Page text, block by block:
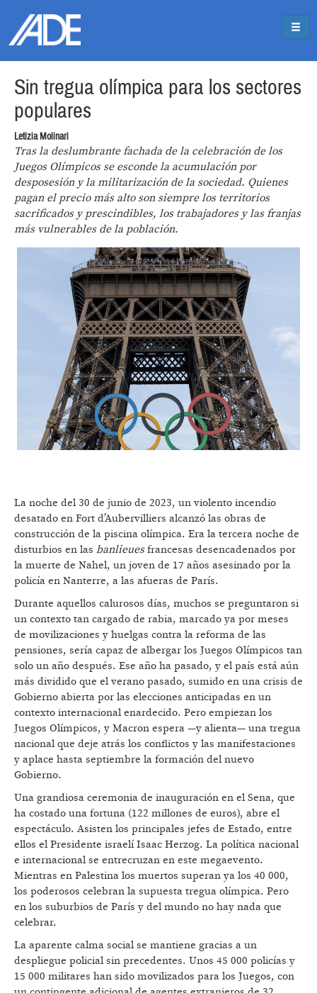
Sin tregua olímpica para los sectores
populares
Letizia Molinari
Tras la deslumbrante fachada de la celebración de los
Juegos Olímpicos se esconde la acumulación por
desposesión y la militarización de la sociedad. Quienes
pagan el precio más alto son siempre los territorios
sacrificados y prescindibles, los trabajadores y las franjas
más vulnerables de la población.
La noche del 30 de junio de 2023, un violento incendio
desatado en Fort d’Aubervilliers alcanzó las obras de
construcción de la piscina olímpica. Era la tercera noche de
disturbios en las banlieuesfrancesas desencadenados por
la muerte de Nahel, un joven de 17 años asesinado por la
policía en Nanterre, a las afueras de París.
Durante aquellos calurosos días, muchos se preguntaron si
un contexto tan cargado de rabia, marcado ya por meses
de movilizaciones y huelgas contra la reforma de las
pensiones, sería capaz de albergar los Juegos Olímpicos tan
solo un año después. Ese año ha pasado, y el país está aún
más dividido que el verano pasado, sumido en una crisis de
Gobierno abierta por las elecciones anticipadas en un
contexto internacional enardecido. Pero empiezan los
Juegos Olímpicos, y Macron espera —y alienta— una tregua
nacional que deje atrás los conflictos y las manifestaciones
y aplace hasta septiembre la formación del nuevo
Gobierno.
Una grandiosa ceremonia de inauguración en el Sena, que
ha costado una fortuna (122 millones de euros), abre el
espectáculo. Asisten los principales jefes de Estado, entre
ellos el Presidente israelí Isaac Herzog. La política nacional
e internacional se entrecruzan en este megaevento.
Mientras en Palestina los muertos superan ya los 40 000,
los poderosos celebran la supuesta tregua olímpica. Pero
en los suburbios de París y del mundo no hay nada que
celebrar.
La aparente calma social se mantiene gracias a un
despliegue policial sin precedentes. Unos 45 000 policías y
15 000 militares han sido movilizados para los Juegos, con